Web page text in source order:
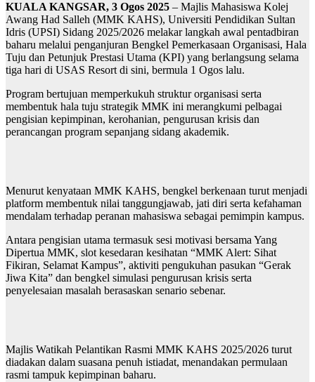
KUALA KANGSAR, 3 Ogos 2025 – Majlis Mahasiswa Kolej
Awang Had Salleh (MMK KAHS), Universiti Pendidikan Sultan
Idris (UPSI) Sidang 2025/2026 melakar langkah awal pentadbiran
baharu melalui penganjuran Bengkel Pemerkasaan Organisasi, Hala
Tuju dan Petunjuk Prestasi Utama (KPI) yang berlangsung selama
tiga hari di USAS Resort di sini, bermula 1 Ogos lalu.
Program bertujuan memperkukuh struktur organisasi serta
membentuk hala tuju strategik MMK ini merangkumi pelbagai
pengisian kepimpinan, kerohanian, pengurusan krisis dan
perancangan program sepanjang sidang akademik.
Menurut kenyataan MMK KAHS, bengkel berkenaan turut menjadi
platform membentuk nilai tanggungjawab, jati diri serta kefahaman
mendalam terhadap peranan mahasiswa sebagai pemimpin kampus.
Antara pengisian utama termasuk sesi motivasi bersama Yang
Dipertua MMK, slot kesedaran kesihatan “MMK Alert: Sihat
Fikiran, Selamat Kampus”, aktiviti pengukuhan pasukan “Gerak
Jiwa Kita” dan bengkel simulasi pengurusan krisis serta
penyelesaian masalah berasaskan senario sebenar.
Majlis Watikah Pelantikan Rasmi MMK KAHS 2025/2026 turut
diadakan dalam suasana penuh istiadat, menandakan permulaan
rasmi tampuk kepimpinan baharu.